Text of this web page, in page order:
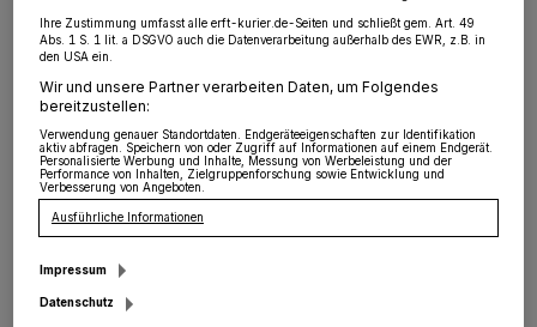
Südstadt·An der Aluminiumstraße parkte am
Freitagmorgen zwischen 7 und 11.15 Uhr ein
dem Fahrradträger befand sich ein gelbes e-
Mountainbike der Marke „BULLS“, welches mit einem
Kettenschloss gesichert war.
10.10.2022 , 11:01 Uhr Eine Minute Lesezeit
Ihre Zustimmung umfasst alle erft-kurier.de-Seiten und schließt gem. Art. 49
Abs. 1 S. 1 lit. a DSGVO auch die Datenverarbeitung außerhalb des EWR, z.B. in
den USA ein.
Wir und unsere Partner verarbeiten Daten, um Folgendes
bereitzustellen:
Verwendung genauer Standortdaten. Endgeräteeigenschaften zur Identifikation
aktiv abfragen. Speichern von oder Zugriff auf Informationen auf einem Endgerät.
Personalisierte Werbung und Inhalte, Messung von Werbeleistung und der
Performance von Inhalten, Zielgruppenforschung sowie Entwicklung und
Verbesserung von Angeboten.
Ausführliche Informationen
Impressum
Datenschutz